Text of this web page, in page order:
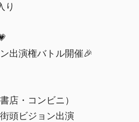
り
出演権バトル開催🎉
店・コンビニ）
頭ビジョン出演